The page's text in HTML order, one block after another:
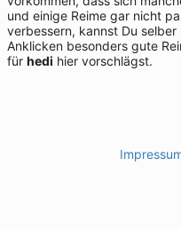
und einige Reime gar nicht
verbessern, kannst Du
Anklicken besonders gute
für hedi hier vorschlägst.